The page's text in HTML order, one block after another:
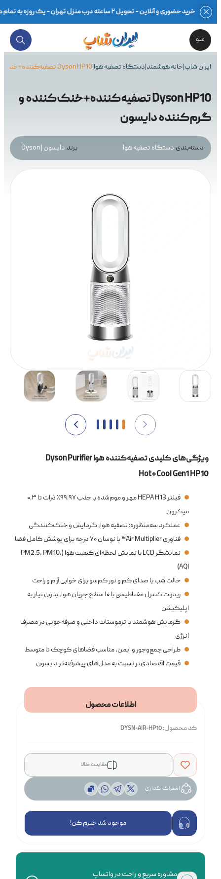
منو
ایران شاپ|خانه هوشمند|دستگاه تصفیه هوا|Dyson HP10 تصفیه‌کننده+خنک‌کننده و گرم‌کننده دایسون
Dyson HP10 تصفیه‌کننده+خنک‌کننده و
گرم‌کننده دایسون
دسته‌بندی:دستگاه تصفیه هوا برند:دایسون | Dyson
ویژگی‌های کلیدی تصفیه‌کننده هوا Dyson Purifier
Hot+Cool Gen1 HP10
فیلتر HEPA H13 مهر و موم‌شده با جذب ۹۹.۹۷٪ ذرات تا ۰.۳
میکرون
عملکرد سه‌منظوره: تصفیه هوا، گرمایش و خنک‌کنندگی
فناوری Air Multiplier™ با نوسان ۷۰ درجه برای پوشش کامل فضا
نمایشگر LCD با نمایش لحظه‌ای کیفیت هوا (PM2.5، PM10،
AQI)
حالت شب با صدای کم و نور کم‌سو برای خوابی آرام و راحت
ریموت کنترل مغناطیسی با ۱۰ سطح جریان هوا، بدون نیاز به
اپلیکیشن
گرمایش هوشمند با ترموستات داخلی و صرفه‌جویی در مصرف
انرژی
طراحی جمع‌وجور و ایمن، مناسب فضاهای کوچک تا متوسط
قیمت اقتصادی‌تر نسبت به مدل‌های پیشرفته‌تر دایسون
اطلاعات محصول
کد محصول:DYSN-AIR-HP10
مقایسه کالا
اشتراک گذاری
موجود شد خبرم کن!
مشاوره سریع و راحت در واتساپ
خرید حضوری و آنلاین - تحویل ۲ ساعته درب منزل تهران - یک روزه به تمام کشور - بهترین قیمت محصولات گلوبال و اصلی - ضمانت اصالت کالا در فاکتور - ۷ روز مهلت تست سلامت - گارانتی ۱۸ماهه معتبر - مشاوره تخصصی -